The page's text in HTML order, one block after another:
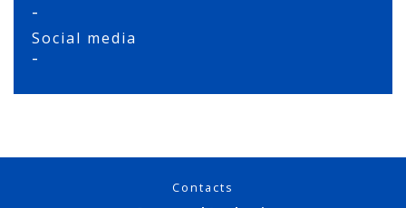
-
Social media
-
Contacts